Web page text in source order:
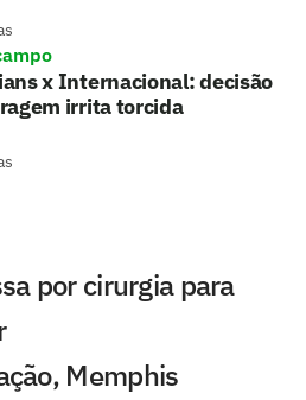
x Internacional: decisão
irrita torcida
por cirurgia para
Memphis